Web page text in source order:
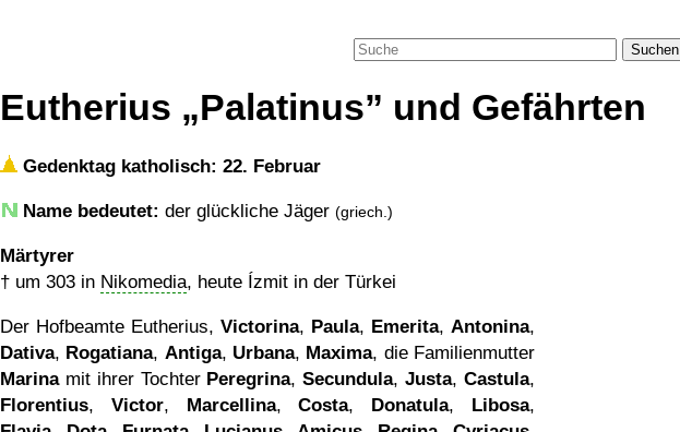
Suchen
Eutherius Palatinus und Gefährten
Gedenktag katholisch: 22. Februar
Name bedeutet: der glückliche Jäger (griech.)
Märtyrer
† um 303 in Nikomedia, heute Ízmit in der Türkei
Der Hofbeamte Eutherius, Victorina, Paula, Emerita, Antonina,
Dativa, Rogatiana, Antiga, Urbana, Maxima, die Familienmutter
Marinamit ihrer Tochter Peregrina,Secundula,Justa,Castula,
Florentius, Victor, Marcellina,Costa, Donatula, Libosa,